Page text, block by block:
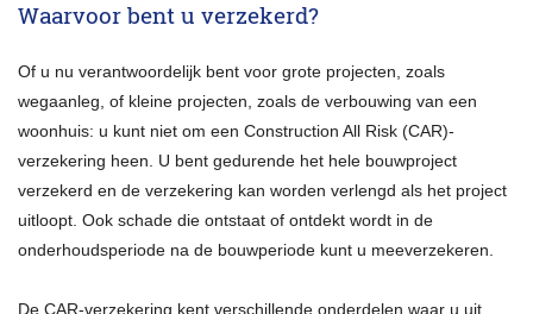
Financiële Update
Terugbelservice
Afspraak maken
Adreswijziging
Autowijziging
Schade melden
Waarvoor bent u verzekerd?
Of u nu verantwoordelijk bent voor grote projecten, zoals
wegaanleg, of kleine projecten, zoals de verbouwing van een
woonhuis: u kunt niet om een Construction All Risk (CAR)-
verzekering heen. U bent gedurende het hele bouwproject
verzekerd en de verzekering kan worden verlengd als het project
uitloopt. Ook schade die ontstaat of ontdekt wordt in de
onderhoudsperiode na de bouwperiode kunt u meeverzekeren.
De CAR-verzekering kent verschillende onderdelen waar u uit